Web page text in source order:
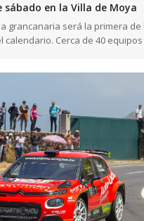
sábado en la Villa de Moya
grancanaria será la primera de
calendario. Cerca de 40